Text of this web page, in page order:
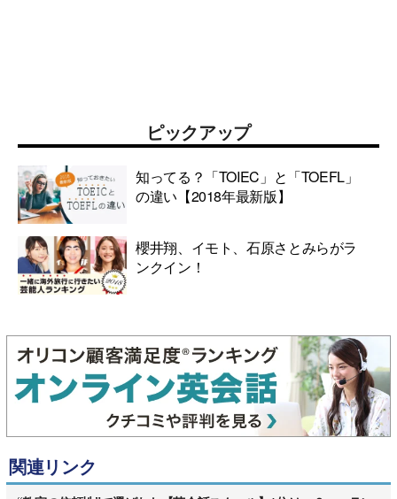
ピックアップ
知ってる？「TOIEC」と「TOEFL」
の違い【2018年最新版】
櫻井翔、イモト、石原さとみらがラ
ンクイン！
関連リンク